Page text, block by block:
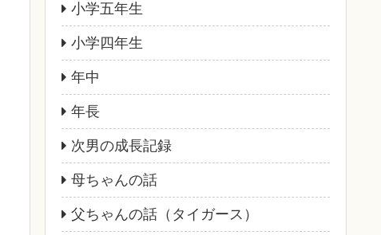
小学五年生
小学四年生
年中
年長
次男の成長記録
母ちゃんの話
父ちゃんの話（タイガース）